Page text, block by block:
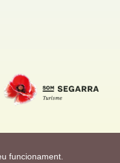
funcionament.